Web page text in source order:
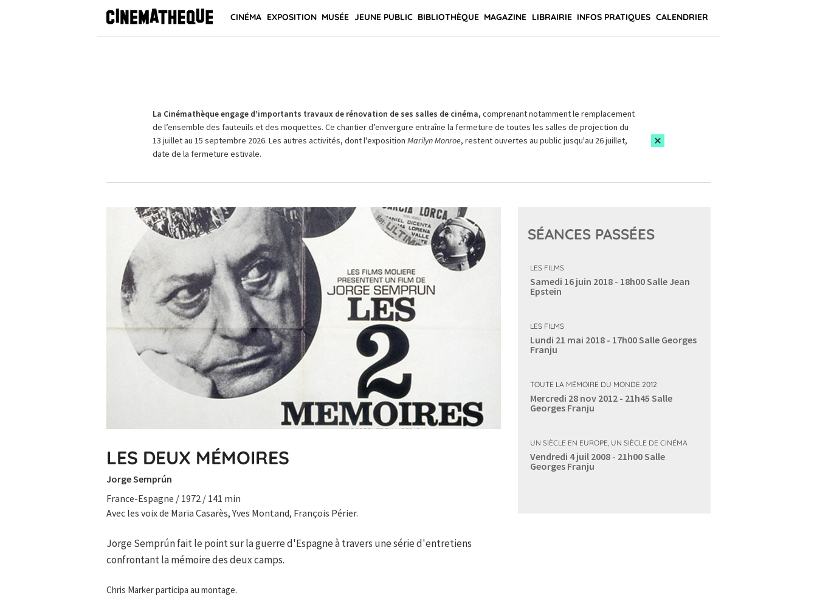
CINÉMA EXPOSITION MUSÉE JEUNE PUBLIC BIBLIOTHÈQUE MAGAZINE LIBRAIRIE INFOS PRATIQUES CALENDRIER
La Cinémathèque engage d’importants travaux de rénovation de ses salles de cinéma, comprenant notamment le remplacement
de l’ensemble des fauteuils et des moquettes. Ce chantier d’envergure entraîne la fermeture de toutes les salles de projection du
13 juillet au 15 septembre 2026. Les autres activités, dont l'exposition Marilyn Monroe, restent ouvertes au public jusqu'au 26 juillet,
date de la fermeture estivale.
LES DEUX MÉMOIRES
Jorge Semprún
France-Espagne / 1972 / 141 min
Avec les voix de Maria Casarès, Yves Montand, François Périer.
Jorge Semprún fait le point sur la guerre d'Espagne à travers une série d'entretiens
confrontant la mémoire des deux camps.
Chris Marker participa au montage.
SÉANCES PASSÉES
LES FILMS
Samedi 16 juin 2018 - 18h00Salle Jean
Epstein
LES FILMS
Lundi 21 mai 2018 - 17h00Salle Georges
Franju
TOUTE LA MÉMOIRE DU MONDE 2012
Mercredi 28 nov 2012 - 21h45 Salle
Georges Franju
UN SIÈCLE EN EUROPE, UN SIÈCLE DE CINÉMA
Vendredi 4 juil 2008 - 21h00Salle
Georges Franju